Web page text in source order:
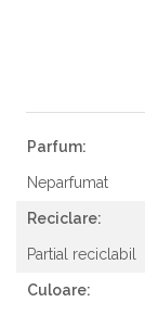
Parfum:
Neparfumat
Reciclare:
Partial reciclabil
Culoare: